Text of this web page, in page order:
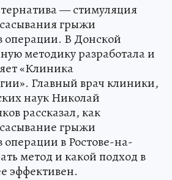
— стимуляция
грыжи
операции. В Донской
методику разработала и
«Клиника
Главный врач клиники,
наук Николай
рассказал, как
грыжи
операции в Ростове-на-
метод и какой подход в
эффективен.